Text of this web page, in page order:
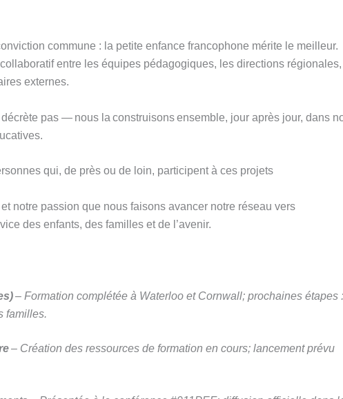
commune : la petite enfance francophone mérite le meilleur.
entre les équipes pédagogiques, les directions régionales,
externes.
pas — nous la construisons ensemble, jour après jour, dans
qui, de près ou de loin, participent à ces projets
notre passion que nous faisons avancer notre réseau vers
des enfants, des familles et de l’avenir.
– Formation complétée à Waterloo et Cornwall; prochaines étapes
familles.
– Création des ressources de formation en cours; lancement prévu